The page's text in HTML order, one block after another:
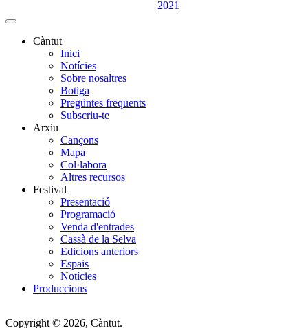
2021
Càntut
Inici
Notícies
Sobre nosaltres
Botiga
Pregüntes frequents
Subscriu-te
Arxiu
Cançons
Mapa
Col·labora
Altres recursos
Festival
Presentació
Programació
Venda d'entrades
Cassà de la Selva
Edicions anteriors
Espais
Notícies
Produccions
Copyright © 2026, Càntut.